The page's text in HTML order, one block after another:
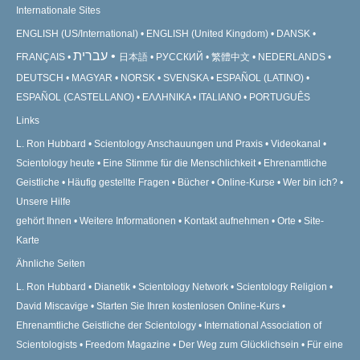
Internationale Sites
ENGLISH (US/International) ENGLISH (United Kingdom) DANSK
FRANÇAIS עברית 日本語 РУССКИЙ 繁體中文
NEDERLANDS
DEUTSCH
MAGYAR NORSK SVENSKA
ESPAÑOL (LATINO)
ESPAÑOL (CASTELLANO)
ΕΛΛΗΝΙΚA ITALIANO PORTUGUÊS
Links
L. Ron Hubbard Scientology Anschauungen und Praxis
Videokanal
Scientology heute
Eine Stimme für die Menschlichkeit
Ehrenamtliche
Geistliche
Häufig gestellte Fragen Bücher Online-Kurse
Wer bin ich?
Unsere Hilfe
gehört Ihnen
Weitere Informationen Kontakt aufnehmen Orte
Site-
Karte
Ähnliche Seiten
L. Ron Hubbard Dianetik Scientology Network
Scientology Religion
David Miscavige
Starten Sie Ihren kostenlosen Online-Kurs
Ehrenamtliche Geistliche der Scientology
International Association of
Scientologists
Freedom Magazine Der Weg zum Glücklichsein
Für eine